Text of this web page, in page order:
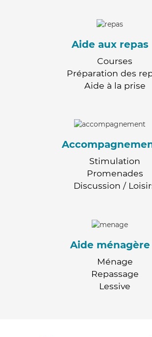
Aide aux repas
Courses
Préparation des
Aide à la prise
Stimulation
Promenades
Discussion /
Aide ménagère
Ménage
Repassage
Lessive